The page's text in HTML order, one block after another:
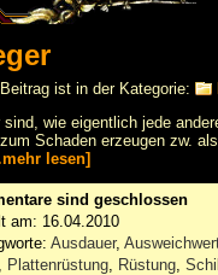
ist in der Kategorie:
sind, wie eigentlich jede
Schaden erzeugen zw.
lesen]
sind geschlossen
am: 16.04.2010
Ausdauer,
Plattenrüstung Rüstung